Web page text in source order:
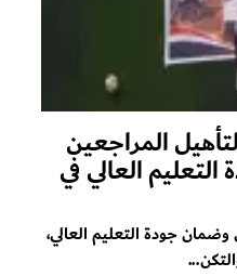
المراجعين
العالي في
جودة التعليم العالي،